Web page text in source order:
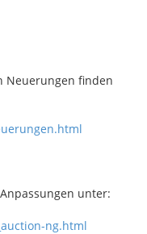
Neuerungen finden
unter:
ng.html